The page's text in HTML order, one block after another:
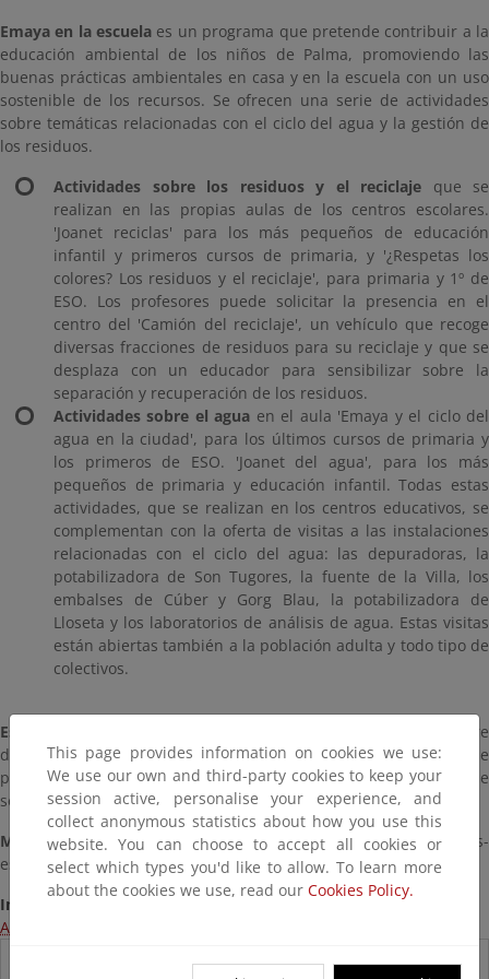
Emaya en la escuela es un programa que pretende contribuir a la
educación ambiental de los niños de Palma, promoviendo las
buenas prácticas ambientales en casa y en la escuela con un uso
sostenible de los recursos. Se ofrecen una serie de actividades
sobre temáticas relacionadas con el ciclo del agua y la gestión de
los residuos.
Actividades sobre los residuos y el reciclaje que se
realizan en las propias aulas de los centros escolares.
'Joanet reciclas' para los más pequeños de educación
infantil y primeros cursos de primaria, y '¿Respetas los
colores? Los residuos y el reciclaje', para primaria y 1º de
ESO. Los profesores puede solicitar la presencia en el
centro del 'Camión del reciclaje', un vehículo que recoge
diversas fracciones de residuos para su reciclaje y que se
desplaza con un educador para sensibilizar sobre la
separación y recuperación de los residuos.
Actividades sobre el agua en el aula 'Emaya y el ciclo del
agua en la ciudad', para los últimos cursos de primaria y
los primeros de ESO. 'Joanet del agua', para los más
pequeños de primaria y educación infantil. Todas estas
actividades, que se realizan en los centros educativos, se
complementan con la oferta de visitas a las instalaciones
relacionadas con el ciclo del agua: las depuradoras, la
potabilizadora de Son Tugores, la fuente de la Villa, los
embalses de Cúber y Gorg Blau, la potabilizadora de
Lloseta y los laboratorios de análisis de agua. Estas visitas
están abiertas también a la población adulta y todo tipo de
colectivos.
Espacios naturales y naturaleza urbana
. Actividades sobre
diversas temáticas (bosques, parques naturales, centros de
protección animal, plantas, alimentación, residuos, fauna...) que
se realizan en colaboración con entidades externas.
Mundo rural y agricultura.Visitas y estancias en Granjas-
escuela...
Información:
Acceso a la página web del programa
This page provides information on cookies we use:
We use our own and third-party cookies to keep your
session active, personalise your experience, and
collect anonymous statistics about how you use this
website. You can choose to accept all cookies or
select which types you'd like to allow. To learn more
about the cookies we use, read our Cookies Policy.